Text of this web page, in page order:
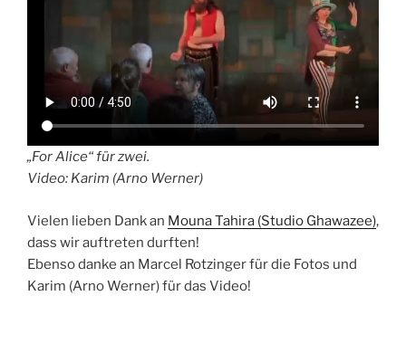
„For Alice“ für zwei.
Video: Karim (Arno Werner)
Vielen lieben Dank an Mouna Tahira (Studio Ghawazee),
dass wir auftreten durften!
Ebenso danke an Marcel Rotzinger für die Fotos und
Karim (Arno Werner) für das Video!